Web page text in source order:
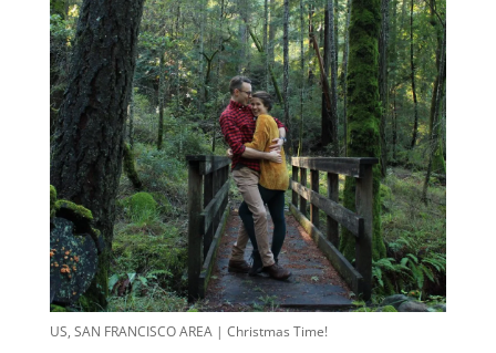
US, SAN FRANCISCO AREA | Christmas Time!